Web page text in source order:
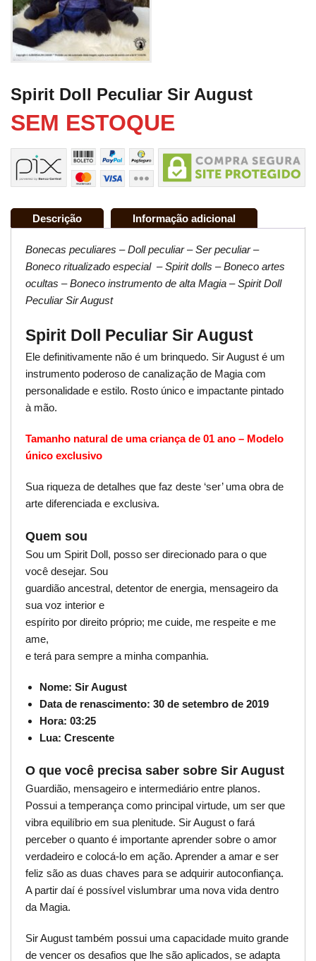
Spirit Doll Peculiar Sir August
SEM ESTOQUE
Descrição Informação adicional
Bonecas peculiares – Doll peculiar – Ser peculiar –
Boneco ritualizado especial – Spirit dolls – Boneco artes
ocultas – Boneco instrumento de alta Magia – Spirit Doll
Peculiar Sir August
Spirit Doll Peculiar Sir August
Ele definitivamente não é um brinquedo. Sir August é um
instrumento poderoso de canalização de Magia com
personalidade e estilo. Rosto único e impactante pintado
à mão.
Tamanho natural de uma criança de 01 ano – Modelo
único exclusivo
Sua riqueza de detalhes que faz deste ‘ser’ uma obra de
arte diferenciada e exclusiva.
Quem sou
Sou um Spirit Doll, posso ser direcionado para o que
você desejar. Sou
guardião ancestral, detentor de energia, mensageiro da
sua voz interior e
espírito por direito próprio; me cuide, me respeite e me
ame,
e terá para sempre a minha companhia.
Nome: Sir August
Data de renascimento: 30 de setembro de 2019
Hora: 03:25
Lua: Crescente
O que você precisa saber sobre Sir August
Guardião, mensageiro e intermediário entre planos.
Possui a temperança como principal virtude, um ser que
vibra equilíbrio em sua plenitude. Sir August o fará
perceber o quanto é importante aprender sobre o amor
verdadeiro e colocá-lo em ação. Aprender a amar e ser
feliz são as duas chaves para se adquirir autoconfiança.
A partir daí é possível vislumbrar uma nova vida dentro
da Magia.
Sir August também possui uma capacidade muito grande
de vencer os desafios que lhe são aplicados, se adapta